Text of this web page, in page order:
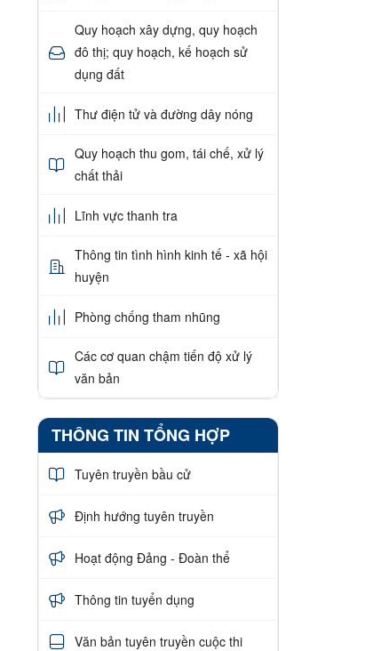
Quy hoạch xây dựng, quy hoạch
đô thị; quy hoạch, kế hoạch sử
dụng đất
Thư điện tử và đường dây nóng
Quy hoạch thu gom, tái chế, xử lý
chất thải
Lĩnh vực thanh tra
Thông tin tình hình kinh tế - xã hội
huyện
Phòng chống tham nhũng
Các cơ quan chậm tiến độ xử lý
văn bản
THÔNG TIN TỔNG HỢP
Tuyên truyền bầu cử
Định hướng tuyên truyền
Hoạt động Đảng - Đoàn thể
Thông tin tuyển dụng
Văn bản tuyên truyền cuộc thi